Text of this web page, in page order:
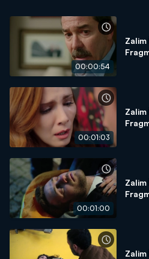
00:00:54
00:01:03
00:01:00